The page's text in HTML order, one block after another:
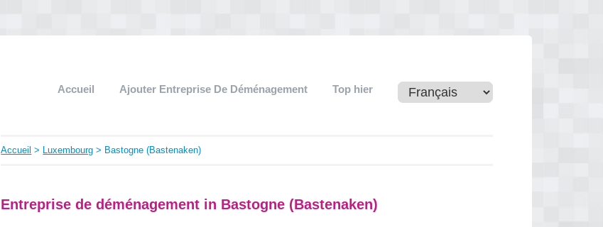
Accueil Ajouter Entreprise De Déménagement Top hier
Accueil > Luxembourg > Bastogne (Bastenaken)
Entreprise de déménagement in Bastogne (Bastenaken)